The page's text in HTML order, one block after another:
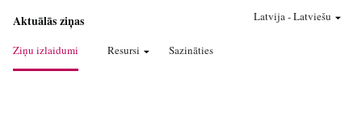
Aktuālās ziņas
Ziņu izlaidumi Resursi Sazināties
Latvija-Latviešu